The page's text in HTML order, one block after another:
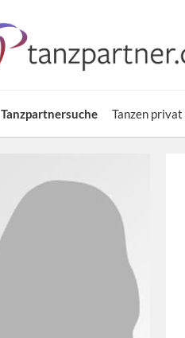
Tanzpartnersuche Tanzen privat